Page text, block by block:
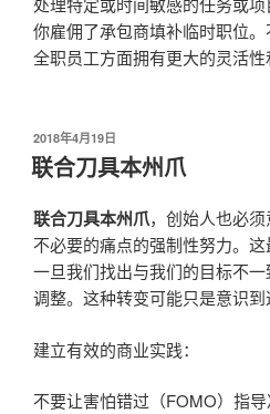
你雇佣了承包商填补临时职位
全职员工方面拥有更大的灵活性
发
布
于
2018年4月19日
联合刀具本州爪
联合刀具本州爪，创始人也必
不必要的痛点的强制性努力。这
一旦我们找出与我们的目标不
调整。这种转变可能只是意识到
建立有效的商业实践：
不要让害怕错过（FOMO）指导